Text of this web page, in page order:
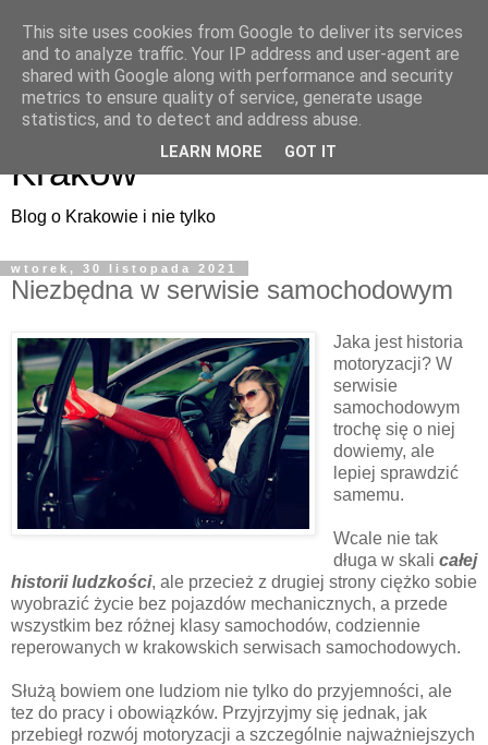
ArtMuza - artystyczny
Kraków
Blog o Krakowie i nie tylko
wtorek, 30 listopada 2021
Niezbędna w serwisie samochodowym
Jaka jest historia
motoryzacji? W
serwisie
samochodowym
trochę się o niej
dowiemy, ale
lepiej sprawdzić
samemu.
Wcale nie tak
długa w skali całej
historii ludzkości, ale przecież z drugiej strony ciężko sobie
wyobrazić życie bez pojazdów mechanicznych, a przede
wszystkim bez różnej klasy samochodów, codziennie
reperowanych w krakowskich serwisach samochodowych.
Służą bowiem one ludziom nie tylko do przyjemności, ale
tez do pracy i obowiązków. Przyjrzyjmy się jednak, jak
przebiegł rozwój motoryzacji a szczególnie najważniejszych
This site uses cookies from Google to deliver its services
and to analyze traffic. Your IP address and user-agent are
shared with Google along with performance and security
metrics to ensure quality of service, generate usage
statistics, and to detect and address abuse.
LEARN MORE GOT IT